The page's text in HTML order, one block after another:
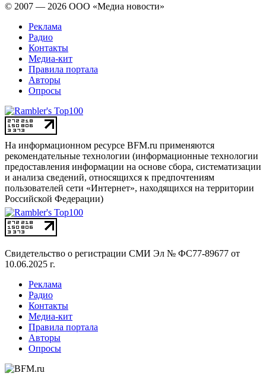
© 2007 — 2026 ООО «Медиа новости»
Реклама
Радио
Контакты
Медиа-кит
Правила портала
Авторы
Опросы
На информационном ресурсе BFM.ru применяются
рекомендательные технологии (информационные технологии
предоставления информации на основе сбора, систематизации
и анализа сведений, относящихся к предпочтениям
пользователей сети «Интернет», находящихся на территории
Российской Федерации)
Свидетельство о регистрации СМИ Эл № ФС77-89677 от
10.06.2025 г.
Реклама
Радио
Контакты
Медиа-кит
Правила портала
Авторы
Опросы